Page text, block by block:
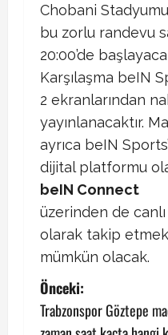
Chobani
bu zorlu randevu
20:00’de
Karşılaşma beIN
2 ekranlarından
yayınlanacaktır.
ayrıca beIN
dijital platformu
beIN Connect
üzerinden de canlı
olarak takip etmek
mümkün olacak.
P
o
Önceki:
Trabzonspor Göztepe